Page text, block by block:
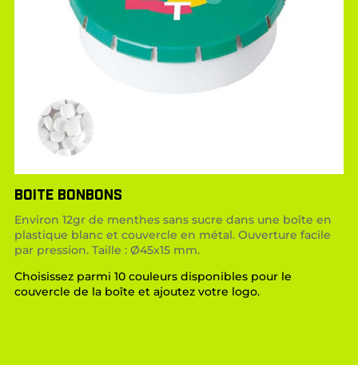
BOITE BONBONS
Environ 12gr de menthes sans sucre dans une boîte en
plastique blanc et couvercle en métal. Ouverture facile
par pression. Taille : Ø45x15 mm.
Choisissez parmi 10 couleurs disponibles pour le
couvercle de la boîte et ajoutez votre logo.